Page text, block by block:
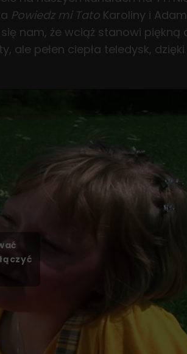
Powiedz mi Tato Karoliny i
nam, że wciąż stanowi piękną
ale pełen ciepła teledysk,